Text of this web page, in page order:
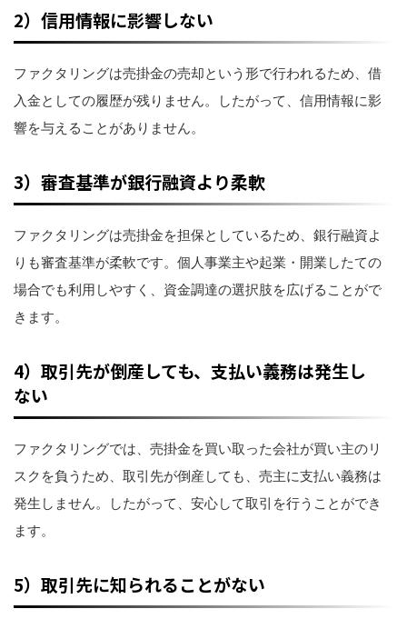
2）信用情報に影響しない
ファクタリングは売掛金の売却という形で行われるため、借
入金としての履歴が残りません。したがって、信用情報に影
響を与えることがありません。
3）審査基準が銀行融資より柔軟
ファクタリングは売掛金を担保としているため、銀行融資よ
りも審査基準が柔軟です。個人事業主や起業・開業したての
場合でも利用しやすく、資金調達の選択肢を広げることがで
きます。
4）取引先が倒産しても、支払い義務は発生し
ない
ファクタリングでは、売掛金を買い取った会社が買い主のリ
スクを負うため、取引先が倒産しても、売主に支払い義務は
発生しません。したがって、安心して取引を行うことができ
ます。
5）取引先に知られることがない